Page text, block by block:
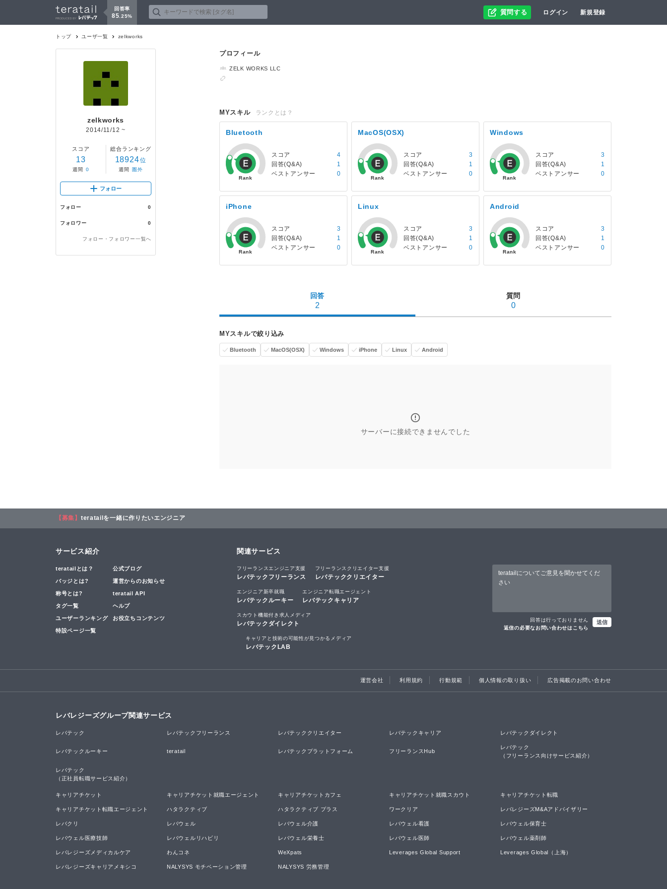
回答率
85 25% 質問する ログイン 新規登録
トップ ユーザ一覧 zelkworks
zelkworks
2014/11/12 ~
スコア
13
週間 0
総合ランキング
18924位
週間 圏外
フォロー
フォロー 0
フォロワー 0
フォロー・フォロワー一覧へ
プロフィール
ZELK WORKS LLC
MYスキル ランクとは？
Bluetooth
スコア
4
回答(Q&A)
1
ベストアンサー
0
MacOS(OSX)
スコア
3
回答(Q&A)
1
ベストアンサー
0
Windows
スコア
3
回答(Q&A)
1
ベストアンサー
0
iPhone
スコア
3
回答(Q&A)
1
ベストアンサー
0
Linux
スコア
3
回答(Q&A)
1
ベストアンサー
0
Android
スコア
3
回答(Q&A)
1
ベストアンサー
0
回答
2
質問
0
MYスキルで絞り込み
Bluetooth MacOS(OSX) Windows iPhone Linux Android
サーバーに接続できませんでした
【募集】 teratailを一緒に作りたいエンジニア
サービス紹介
teratailとは？ 公式ブログ
バッジとは? 運営からのお知らせ
称号とは? teratail API
タグ一覧 ヘルプ
ユーザーランキング お役立ちコンテンツ
特設ページ一覧
関連サービス
フリーランスエンジニア支援
レバテックフリーランス
フリーランスクリエイター支援
レバテッククリエイター
エンジニア新卒就職
レバテックルーキー
エンジニア転職エージェント
レバテックキャリア
スカウト機能付き求人メディア
レバテックダイレクト
キャリアと技術の可能性が見つかるメディア
レバテックLAB
回答は行っておりません
返信の必要なお問い合わせはこちら
送信
運営会社 利用規約 行動規範 個人情報の取り扱い 広告掲載のお問い合わせ
レバレジーズグループ関連サービス
レバテック レバテックフリーランス レバテッククリエイター レバテックキャリア レバテックダイレクト
レバテックルーキー teratail レバテックプラットフォーム フリーランスHub
レバテック
（フリーランス向けサービス紹介）
レバテック
（正社員転職サービス紹介）
キャリアチケット キャリアチケット就職エージェント キャリアチケットカフェ キャリアチケット就職スカウト キャリアチケット転職
キャリアチケット転職エージェント ハタラクティブ ハタラクティブ プラス ワークリア レバレジーズM&Aアドバイザリー
レバクリ レバウェル レバウェル介護 レバウェル看護 レバウェル保育士
レバウェル医療技師 レバウェルリハビリ レバウェル栄養士 レバウェル医師 レバウェル薬剤師
レバレジーズメディカルケア わんコネ WeXpats Leverages Global Support Leverages Global（上海）
レバレジーズキャリアメキシコ NALYSYS モチベーション管理 NALYSYS 労務管理